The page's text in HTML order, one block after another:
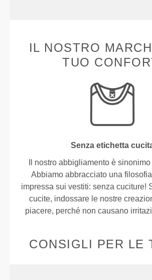
IL NOSTRO
TUO
Senza etichetta
Il nostro abbigliamento è
Abbiamo abbracciato una
impressa sui vestiti: senza cuciture!
cucite, indossare le nostre
piacere, perché non causano
CONSIGLI PER LE